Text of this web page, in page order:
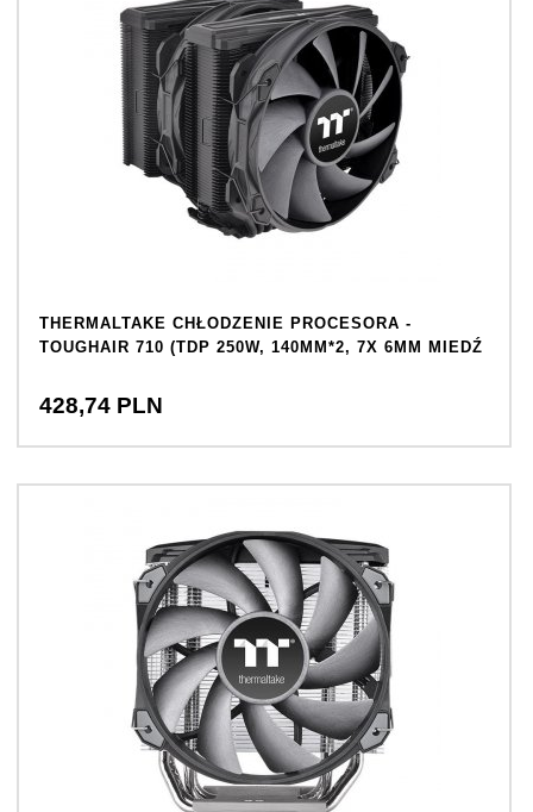
THERMALTAKE CHŁODZENIE PROCESORA -
TOUGHAIR 710 (TDP 250W, 140MM*2, 7X 6MM MIEDŹ
428,74 PLN